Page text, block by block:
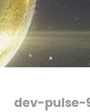
dev-pulse-